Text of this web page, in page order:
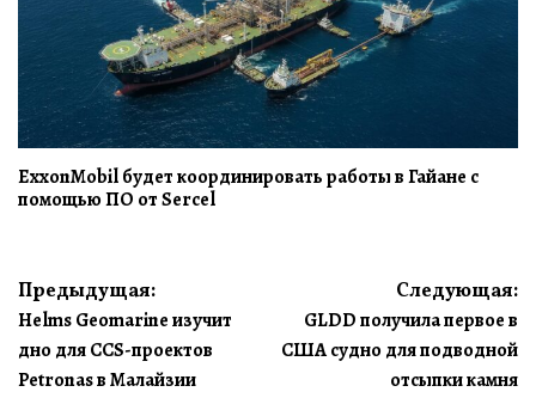
ExxonMobil будет координировать работы в Гайане с
помощью ПО от Sercel
Навигация
по
записям
Предыдущая:
Helms Geomarine изучит
дно для CCS-проектов
Petronas в Малайзии
Следующая:
GLDD получила первое в
США судно для подводной
отсыпки камня